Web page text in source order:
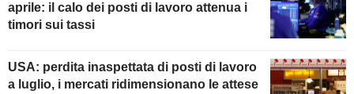
aprile: il calo dei posti di lavoro attenua i
timori sui tassi
USA: perdita inaspettata di posti di lavoro
a luglio, i mercati ridimensionano le attese